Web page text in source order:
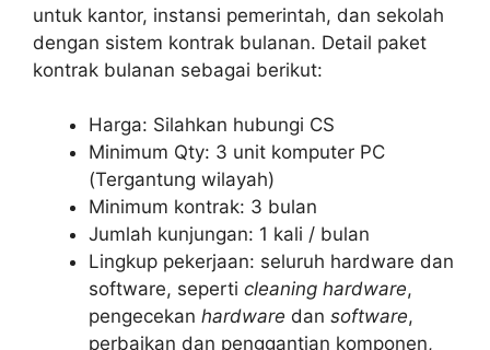
untuk kantor, instansi pemerintah, dan sekolah
dengan sistem kontrak bulanan. Detail paket
kontrak bulanan sebagai berikut:
Harga: Silahkan hubungi CS
Minimum Qty: 3 unit komputer PC
(Tergantung wilayah)
Minimum kontrak: 3 bulan
Jumlah kunjungan: 1 kali / bulan
Lingkup pekerjaan: seluruh hardware dan
software, seperti cleaning hardware,
pengecekan hardware dan software,
perbaikan dan penggantian komponen,